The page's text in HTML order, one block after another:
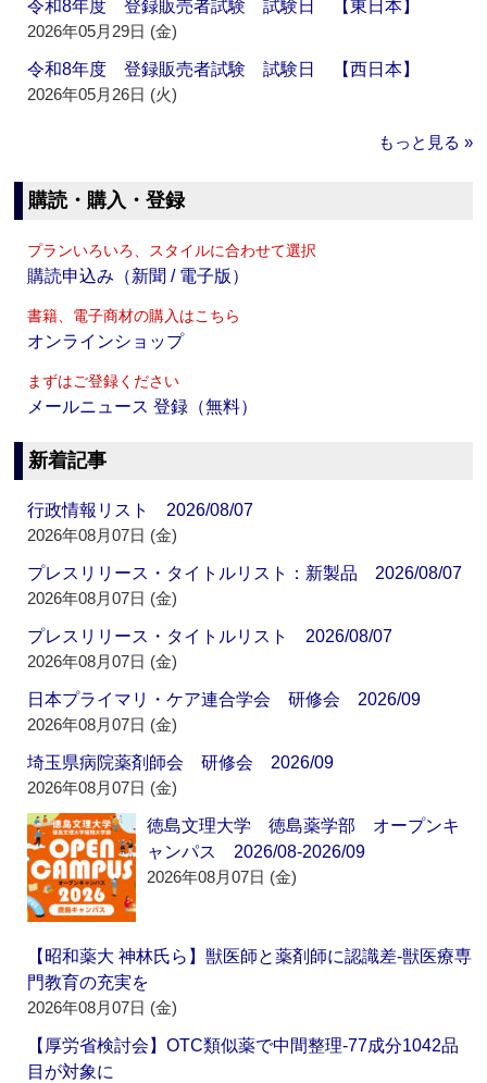
令和8年度 登録販売者試験 試験日 【東日本】
2026年05月29日 (金)
令和8年度 登録販売者試験 試験日 【西日本】
2026年05月26日 (火)
もっと見る »
購読・購入・登録
プランいろいろ、スタイルに合わせて選択
購読申込み（新聞 / 電子版）
書籍、電子商材の購入はこちら
オンラインショップ
まずはご登録ください
メールニュース 登録（無料）
新着記事
行政情報リスト 2026/08/07
2026年08月07日 (金)
プレスリリース・タイトルリスト：新製品 2026/08/07
2026年08月07日 (金)
プレスリリース・タイトルリスト 2026/08/07
2026年08月07日 (金)
日本プライマリ・ケア連合学会 研修会 2026/09
2026年08月07日 (金)
埼玉県病院薬剤師会 研修会 2026/09
2026年08月07日 (金)
徳島文理大学 徳島薬学部 オープンキ
ャンパス 2026/08-2026/09
2026年08月07日 (金)
【昭和薬大 神林氏ら】獣医師と薬剤師に認識差‐獣医療専
門教育の充実を
2026年08月07日 (金)
【厚労省検討会】OTC類似薬で中間整理‐77成分1042品
目が対象に